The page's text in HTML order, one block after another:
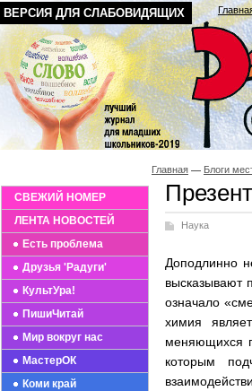
ВЕРСИЯ ДЛЯ СЛАБОВИДЯЩИХ
СВЕЖИЙ НОМЕР
ЛЕНТА НОВОСТЕЙ
Есть проблема
Друзья 'Радуги'
КультУра!
ПишиЧитай
Мир вокруг нас
МастерОК
Коми край
Главная Блоги
Наука
Доподлинно
высказывают
означало
химия
меняющихся
которым